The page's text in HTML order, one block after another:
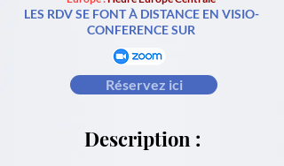
LES RDV SE FONT À DISTANCE EN VISIO-
CONFERENCE SUR
Réservez ici
Description :